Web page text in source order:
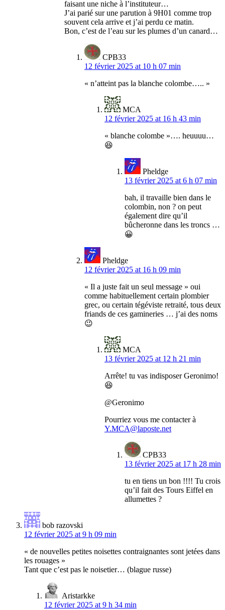
faisant une niche à l’instituteur…
J’ai parié sur une parution à 9H01 comme trop
souvent cela arrive et j’ai perdu ce matin.
Bon, c’est de l’eau sur les plumes d’un canard…
CPB33
12 février 2025 at 10 h 07 min
« n’atteint pas la blanche colombe….. »
MCA
12 février 2025 at 16 h 43 min
« blanche colombe »…. heuuuu…
😆
Pheldge
13 février 2025 at 6 h 07 min
bah, il travaille bien dans le
colombin, non ? on peut
également dire qu’il
bûcheronne dans les troncs …
😀
Pheldge
12 février 2025 at 16 h 09 min
« Il a juste fait un seul message » oui
comme habituellement certain plombier
grec, ou certain tégéviste retraité, tous deux
friands de ces gamineries … j’ai des noms
😉
MCA
13 février 2025 at 12 h 21 min
Arrête! tu vas indisposer Geronimo!
😆
@Geronimo
Pourriez vous me contacter à
Y.MCA@laposte.net
CPB33
13 février 2025 at 17 h 28 min
tu en tiens un bon !!!! Tu crois
qu’il fait des Tours Eiffel en
allumettes ?
bob razovski
12 février 2025 at 9 h 09 min
« de nouvelles petites noisettes contraignantes sont jetées dans
les rouages »
Tant que c’est pas le noisetier… (blague russe)
Aristarkke
12 février 2025 at 9 h 34 min